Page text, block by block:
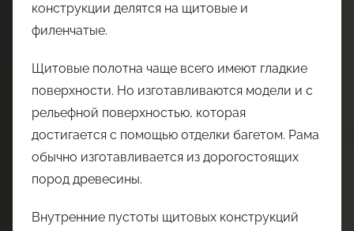
конструкции делятся на щитовые и
филенчатые.
Щитовые полотна чаще всего имеют гладкие
поверхности. Но изготавливаются модели и с
рельефной поверхностью, которая
достигается с помощью отделки багетом. Рама
обычно изготавливается из дорогостоящих
пород древесины.
Внутренние пустоты щитовых конструкций